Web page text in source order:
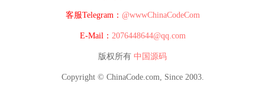
客服Telegram： @wwwChinaCodeCom
E-Mail： 2076448644@qq.com
版权所有 中国源码
Copyright © ChinaCode.com, Since 2003.